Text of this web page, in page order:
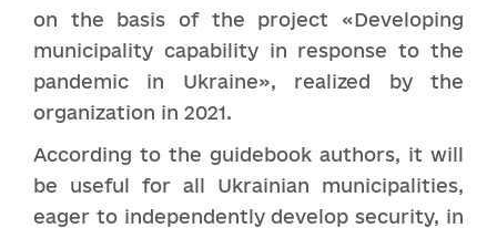
on the basis of the project «Developing
municipality capability in response to the
pandemic in Ukraine», realized by the
organization in 2021.
According to the guidebook authors, it will
be useful for all Ukrainian municipalities,
eager to independently develop security, in